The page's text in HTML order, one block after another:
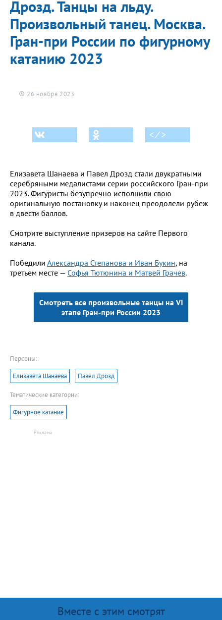
Дрозд. Танцы на льду.
Произвольный танец. Москва.
Гран-при России по фигурному
катанию 2023
26 ноября 2023
< ⁄ >
Елизавета Шанаева и Павел Дрозд стали двукратными
серебряными медалистами серии российского Гран-при
2023. Фигуристы безупречно исполнили свою
оригинальную постановку и наконец преодолели рубеж
в двести баллов.
Смотрите выступление призеров на сайте Первого
канала.
Победили Александра Степанова и Иван Букин, на
третьем месте — Софья Тютюнина и Матвей Грачев.
Смотреть все произвольные танцы на VI
этапе Гран-при России 2023
Персоны:
Елизавета Шанаева Павел Дрозд
Тематические категории:
Фигурное катание
Вместе с этим смотрят